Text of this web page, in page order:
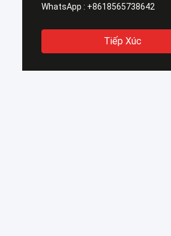
WhatsApp : +8618565738642
Tiếp Xúc